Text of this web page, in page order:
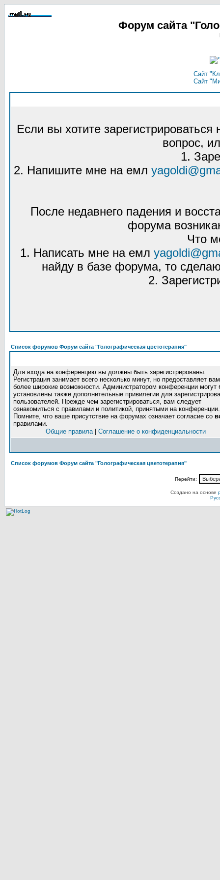
Форум сайта
Сайт
Сайт
Если вы хотите
вопрос,
1.
2. Напишите мне на емл
После недавнего падения и
форума
Что
1. Написать мне на емл
найду в базе форума, то
2.
Список форумов Форум сайта "Голографическая цветотерапия"
Для входа на конференцию вы должны быть зарегистрированы.
Регистрация занимает всего несколько минут, но предоставляет вам
более широкие возможности. Администратором конференции могут
установлены также дополнительные привилегии для
пользователей. Прежде чем зарегистрироваться, вам следует
ознакомиться с правилами и политикой, принятыми на конференции.
Помните, что ваше присутствие на форумах означает согласие со
правилами.
Общие правила| Соглашение о конфиденциальности
Список форумов Форум сайта "Голографическая цветотерапия"
Перейти:
Создано на основе